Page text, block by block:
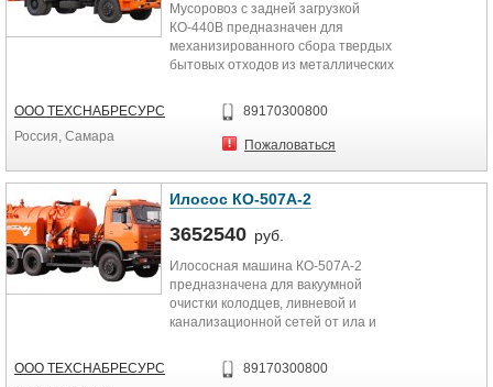
Мусоровоз с задней загрузкой
КО-440В предназначен для
механизированного сбора твердых
бытовых отходов из металлических
ООО ТЕХСНАБРЕСУРС
Россия, Самара
89170300800
Пожаловаться
Илосос КО-507А-2
3652540 руб.
Илососная машина КО-507А-2
предназначена для вакуумной
очистки колодцев, ливневой и
канализационной сетей от ила и
ООО ТЕХСНАБРЕСУРС
89170300800